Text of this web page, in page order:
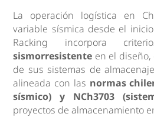
La operación logística en
variable sísmica desde el
Racking incorpora
sismorresistente en el
de sus sistemas de
alineada con las normas
sísmico) y NCh3703
proyectos de almacenamiento